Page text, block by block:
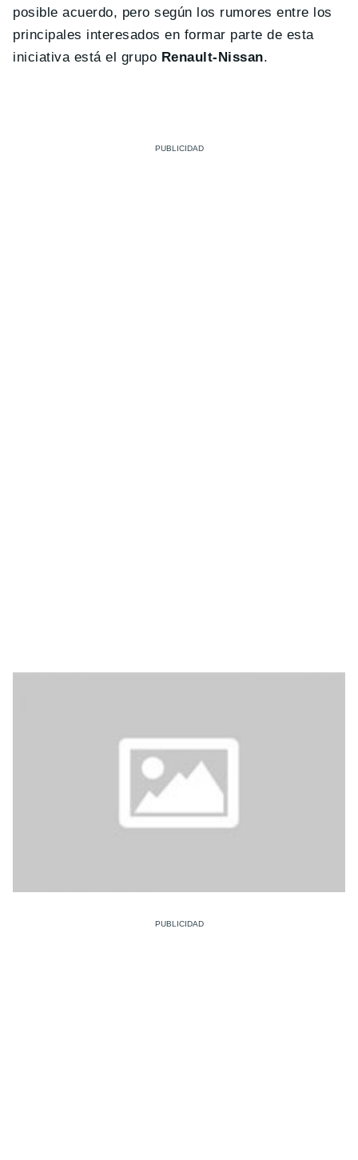
posible acuerdo, pero según los rumores entre los
principales interesados en formar parte de esta
iniciativa está el grupo Renault-Nissan.